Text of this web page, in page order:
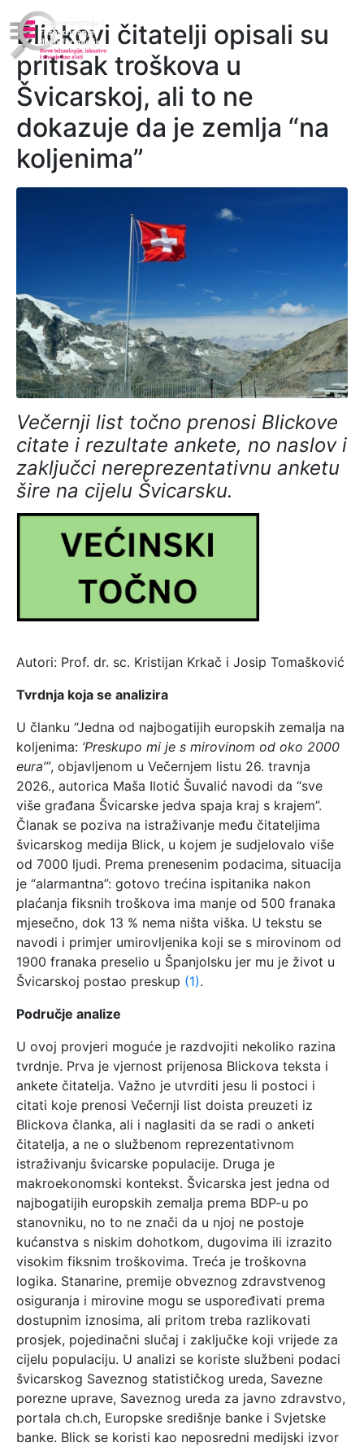
Blickovi čitatelji opisali su
pritisak troškova u
Švicarskoj, ali to ne
dokazuje da je zemlja “na
koljenima”
Večernji list točno prenosi Blickove
citate i rezultate ankete, no naslov i
zaključci nereprezentativnu anketu
šire na cijelu Švicarsku.
Autori: Prof. dr. sc. Kristijan Krkač i Josip Tomašković
Tvrdnja koja se analizira
U članku “Jedna od najbogatijih europskih zemalja na
koljenima: ‘Preskupo mi je s mirovinom od oko 2000
eura’”, objavljenom u Večernjem listu 26. travnja
2026., autorica Maša Ilotić Šuvalić navodi da “sve
više građana Švicarske jedva spaja kraj s krajem”.
Članak se poziva na istraživanje među čitateljima
švicarskog medija Blick, u kojem je sudjelovalo više
od 7000 ljudi. Prema prenesenim podacima, situacija
je “alarmantna”: gotovo trećina ispitanika nakon
plaćanja fiksnih troškova ima manje od 500 franaka
mjesečno, dok 13 % nema ništa viška. U tekstu se
navodi i primjer umirovljenika koji se s mirovinom od
1900 franaka preselio u Španjolsku jer mu je život u
Švicarskoj postao preskup (1).
Područje analize
U ovoj provjeri moguće je razdvojiti nekoliko razina
tvrdnje. Prva je vjernost prijenosa Blickova teksta i
ankete čitatelja. Važno je utvrditi jesu li postoci i
citati koje prenosi Večernji list doista preuzeti iz
Blickova članka, ali i naglasiti da se radi o anketi
čitatelja, a ne o službenom reprezentativnom
istraživanju švicarske populacije. Druga je
makroekonomski kontekst. Švicarska jest jedna od
najbogatijih europskih zemalja prema BDP-u po
stanovniku, no to ne znači da u njoj ne postoje
kućanstva s niskim dohotkom, dugovima ili izrazito
visokim fiksnim troškovima. Treća je troškovna
logika. Stanarine, premije obveznog zdravstvenog
osiguranja i mirovine mogu se uspoređivati prema
dostupnim iznosima, ali pritom treba razlikovati
prosjek, pojedinačni slučaj i zaključke koji vrijede za
cijelu populaciju. U analizi se koriste službeni podaci
švicarskog Saveznog statističkog ureda, Savezne
porezne uprave, Saveznog ureda za javno zdravstvo,
portala ch.ch, Europske središnje banke i Svjetske
banke. Blick se koristi kao neposredni medijski izvor